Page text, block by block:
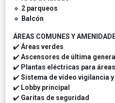
🔹 2 parqueos
🔹 Balcón
ÁREAS COMUNES Y
✔️Áreas verdes
✔️Ascensores de última
✔️ Plantas eléctricas para
✔️Sistema de video vigilancia
✔️ Lobby principal
✔️ Garitas de seguridad